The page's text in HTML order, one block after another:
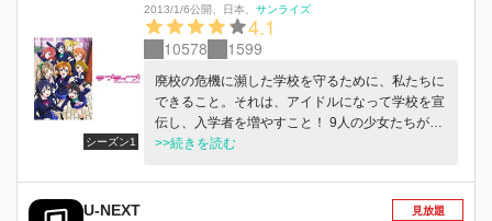
シーズン1
2013/1/6公開 日本 サンライズ
4.1
10578 1599
廃校の危機に瀕した学校を守るために、私たちに
できること。それは、アイドルになって学校を宣
伝し、入学者を増やすこと！ 9人の少女たちが紡
ぐ青春学園ドラマ、スタート！
>>続きを読む
U-NEXT 見放題